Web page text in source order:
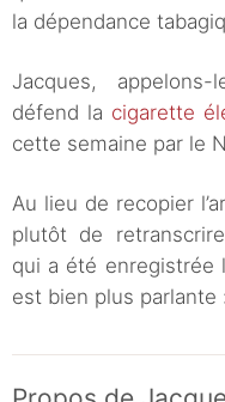
la dépendance
Jacques,
défend la cigarette
cette semaine par le
Au lieu de recopier
plutôt de
qui a été enregistrée
est bien plus parlante :